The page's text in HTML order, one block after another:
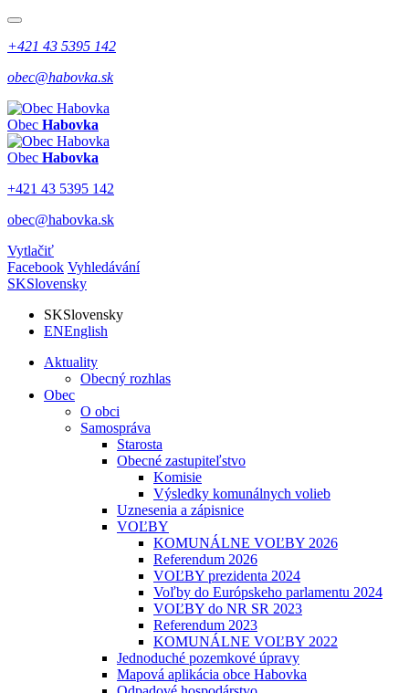
+421 43 5395 142
obec@habovka.sk
Obec Habovka
Obec Habovka
+421 43 5395 142
obec@habovka.sk
Vytlačiť
Facebook Vyhledávání
SKSlovensky
SKSlovensky
ENEnglish
Aktuality
Obecný rozhlas
Obec
O obci
Samospráva
Starosta
Obecné zastupiteľstvo
Komisie
Výsledky komunálnych volieb
Uznesenia a zápisnice
VOĽBY
KOMUNÁLNE VOĽBY 2026
Referendum 2026
VOĽBY prezidenta 2024
Voľby do Európskeho parlamentu 2024
VOĽBY do NR SR 2023
Referendum 2023
KOMUNÁLNE VOĽBY 2022
Jednoduché pozemkové úpravy
Mapová aplikácia obce Habovka